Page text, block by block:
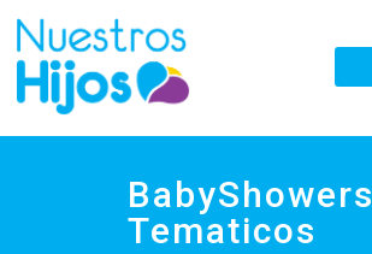
BabyShowers
Tematicos